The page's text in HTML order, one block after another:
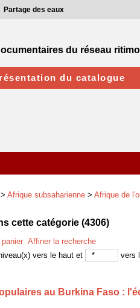
> Afrique subsaharienne > Afrique de
cette catégorie (4306)
Affiner la recherche
vers le haut et vers
au Burkina Faso :
Partage des eaux
du réseau ritimo
du catalogue